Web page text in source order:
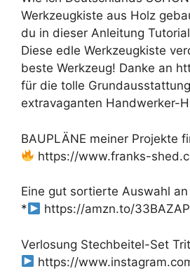
Werkzeugkiste aus Holz
du in dieser Anleitung
Diese edle Werkzeugkiste
beste Werkzeug! Danke an
für die tolle
extravaganten Handwerker-
BAUPLÄNE meiner Projekte
https://www.franks-
Eine gut sortierte Auswahl
*
https://amzn.to/33BAZAP
Verlosung Stechbeitel-Set
https://